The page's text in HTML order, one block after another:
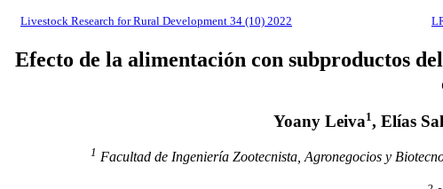
Livestock Research for Rural Development 34 (10) 2022
Efecto de la alimentación con subproductos
Yoany Leiva1, Elías
1 Facultad de Ingeniería Zootecnista, Agronegocios y